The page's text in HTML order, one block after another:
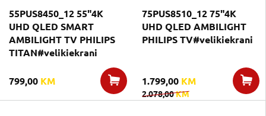
55PUS8450_12 55"4K
UHD QLED SMART
AMBILIGHT TV PHILIPS
TITAN#velikiekrani
799,00 KM
75PUS8510_12 75"4K
UHD QLED AMBILIGHT
PHILIPS TV#velikiekrani
1.799,00 KM
2.078,00KM